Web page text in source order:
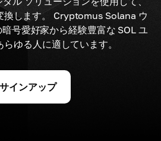
換します。 Cryptomus Solana ウ
号愛好家から経験豊富な SOL ユ
ゆる人に適しています。
サインアップ